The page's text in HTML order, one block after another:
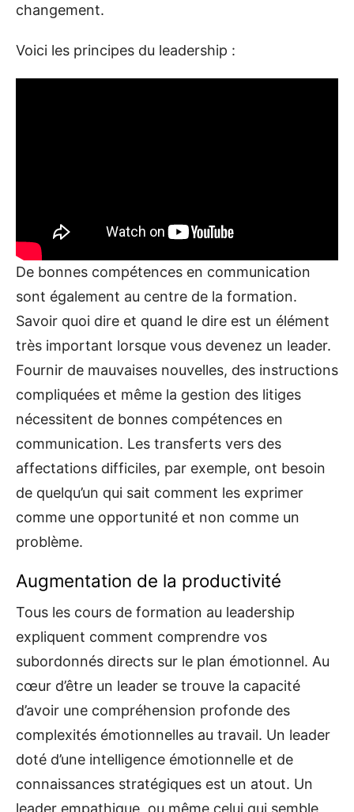
changement.
Voici les principes du leadership :
De bonnes compétences en communication
sont également au centre de la formation.
Savoir quoi dire et quand le dire est un élément
très important lorsque vous devenez un leader.
Fournir de mauvaises nouvelles, des instructions
compliquées et même la gestion des litiges
nécessitent de bonnes compétences en
communication. Les transferts vers des
affectations difficiles, par exemple, ont besoin
de quelqu’un qui sait comment les exprimer
comme une opportunité et non comme un
problème.
Augmentation de la productivité
Tous les cours de formation au leadership
expliquent comment comprendre vos
subordonnés directs sur le plan émotionnel. Au
cœur d’être un leader se trouve la capacité
d’avoir une compréhension profonde des
complexités émotionnelles au travail. Un leader
doté d’une intelligence émotionnelle et de
connaissances stratégiques est un atout. Un
leader empathique, ou même celui qui semble